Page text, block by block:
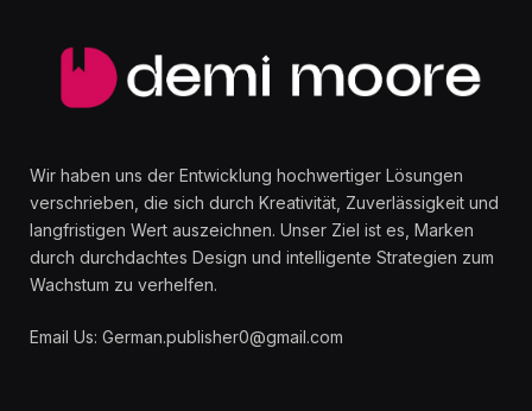
Wir haben uns der Entwicklung hochwertiger Lösungen
verschrieben, die sich durch Kreativität, Zuverlässigkeit und
langfristigen Wert auszeichnen. Unser Ziel ist es, Marken
durch durchdachtes Design und intelligente Strategien zum
Wachstum zu verhelfen.
Email Us: German.publisher0@gmail.com